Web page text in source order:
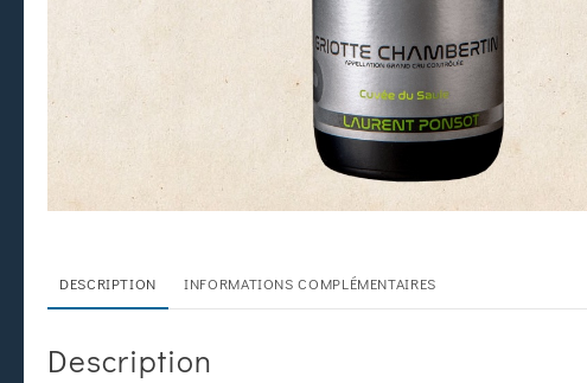
DESCRIPTION INFORMATIONS COMPLÉMENTAIRES
Description